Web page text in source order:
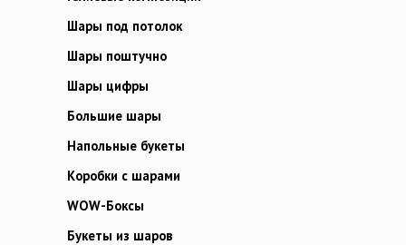
Шары под потолок
Шары поштучно
Шары цифры
Большие шары
Напольные букеты
Коробки с шарами
WOW-Боксы
Букеты из шаров